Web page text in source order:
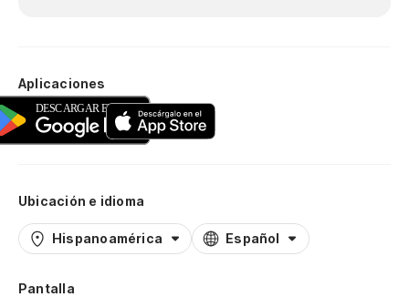
Aplicaciones
Ubicación e idioma
Hispanoamérica Español
Pantalla